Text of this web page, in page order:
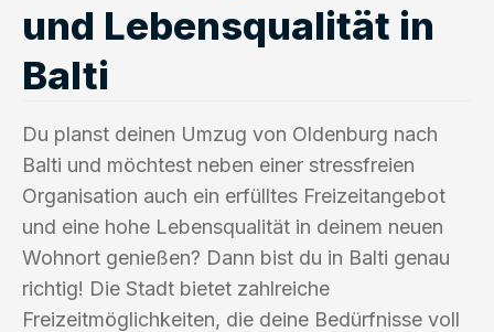
und Lebensqualität in
Balti
Du planst deinen Umzug von Oldenburg nach
Balti und möchtest neben einer stressfreien
Organisation auch ein erfülltes Freizeitangebot
und eine hohe Lebensqualität in deinem neuen
Wohnort genießen? Dann bist du in Balti genau
richtig! Die Stadt bietet zahlreiche
Freizeitmöglichkeiten, die deine Bedürfnisse voll